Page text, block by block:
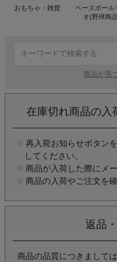
おもちゃ・雑貨
ベースボール
オ(野球商
商品が見
在庫切れ商品の入
再入荷お知らせボタン
してください。
商品が入荷した際にメ
商品の入荷やご注文を
返品
商品の品質につきまして